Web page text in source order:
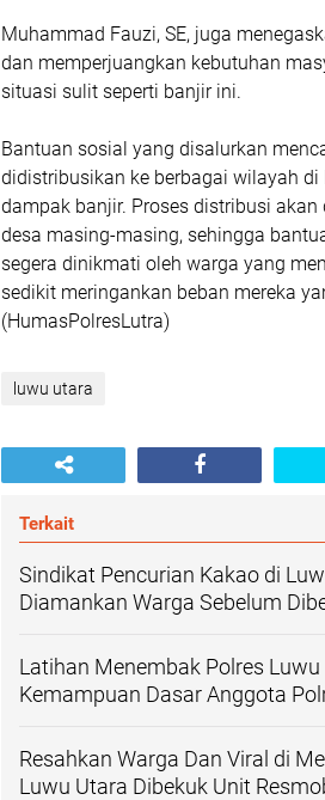
Muhammad Fauzi, SE, juga
dan memperjuangkan kebutuhan
situasi sulit seperti banjir ini.
Bantuan sosial yang disalurkan
didistribusikan ke berbagai wilayah
dampak banjir. Proses distribusi
desa masing-masing, sehingga
segera dinikmati oleh warga yang
sedikit meringankan beban mereka
(HumasPolresLutra)
luwu utara
Terkait
Sindikat Pencurian Kakao di
Diamankan Warga Sebelum
Latihan Menembak Polres
Kemampuan Dasar Anggota
Resahkan Warga Dan Viral di
Luwu Utara Dibekuk Unit